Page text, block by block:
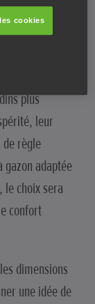
grande
Les modèles
de
à eux, été
plus
leur
de règle
gazon adaptée
choix sera
confort
dimensions
une idée de
cookies